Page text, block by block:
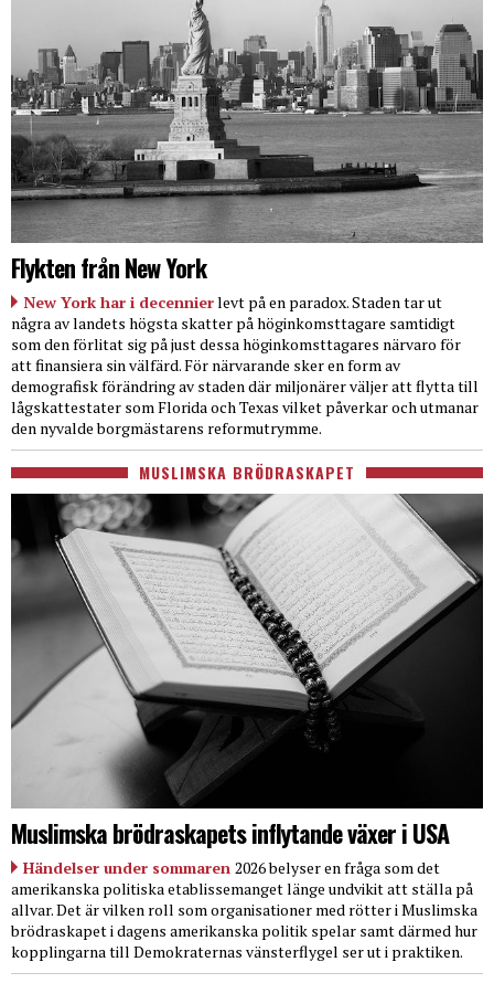
Flykten från New York
New York har i decennierlevt på en paradox. Staden tar ut
några av landets högsta skatter på höginkomsttagare samtidigt
som den förlitat sig på just dessa höginkomsttagares närvaro för
att finansiera sin välfärd. För närvarande sker en form av
demografisk förändring av staden där miljonärer väljer att flytta till
lågskattestater som Florida och Texas vilket påverkar och utmanar
den nyvalde borgmästarens reformutrymme.
MUSLIMSKA BRÖDRASKAPET
Muslimska brödraskapets inflytande växer i USA
Händelser under sommaren 2026 belyser en fråga som det
amerikanska politiska etablissemanget länge undvikit att ställa på
allvar. Det är vilken roll som organisationer med rötter i Muslimska
brödraskapet i dagens amerikanska politik spelar samt därmed hur
kopplingarna till Demokraternas vänsterflygel ser ut i praktiken.